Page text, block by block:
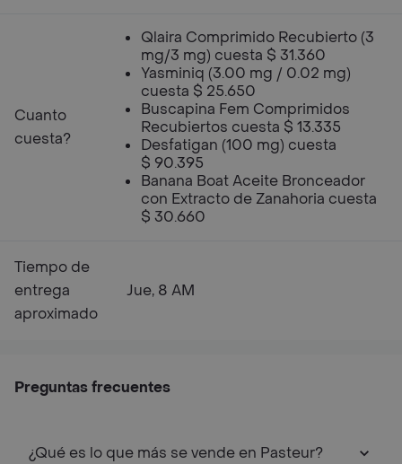
Cuanto
cuesta?
Qlaira Comprimido Recubierto (3
mg/3 mg) cuesta $ 31.360
Yasminiq (3.00 mg / 0.02 mg)
cuesta $ 25.650
Buscapina Fem Comprimidos
Recubiertos cuesta $ 13.335
Desfatigan (100 mg) cuesta
$ 90.395
Banana Boat Aceite Bronceador
con Extracto de Zanahoria cuesta
$ 30.660
Tiempo de
entrega
aproximado
Jue, 8 AM
Preguntas frecuentes
¿Qué es lo que más se vende en Pasteur?